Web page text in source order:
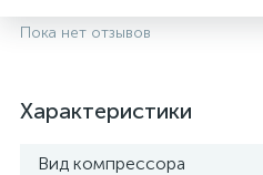
Пока нет отзывов
Характеристики
Вид компрессора